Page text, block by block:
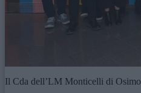
Il Cda dell’LM Monticelli di Osimo